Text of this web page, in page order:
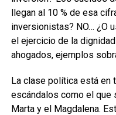
llegan al 10 % de esa
inversionistas? NO… ¿O
el ejercicio de la
ahogados, ejemplos
La clase política está en
escándalos como el que
Marta y el Magdalena.